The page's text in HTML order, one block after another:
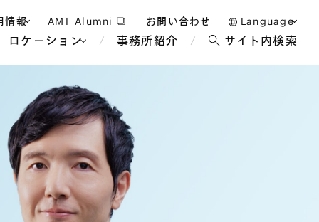
情報
ッフ採用
AMT Alumni お問い合わせ Language
日本語
ターテイン
事業再生・倒産
ホテル・レジャー・カジノ
アフリカ
ロケーション
ンコク
ャカルタ
レーシア
ロンドン
ブリュッセル
事務所紹介 サイト内検索